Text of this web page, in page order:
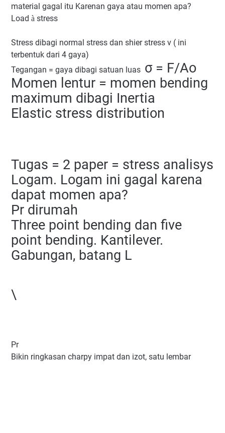
material gagal itu Karenan gaya atau momen apa?
Load à stress
Stress dibagi normal stress dan shier stress v ( ini
terbentuk dari 4 gaya)
Tegangan = gaya dibagi satuan luas σ = F/Ao
Momen lentur = momen bending
maximum dibagi Inertia
Elastic stress distribution
Tugas = 2 paper = stress analisys
Logam. Logam ini gagal karena
dapat momen apa?
Pr dirumah
Three point bending dan five
point bending. Kantilever.
Gabungan, batang L
\
Pr
Bikin ringkasan charpy impat dan izot, satu lembar